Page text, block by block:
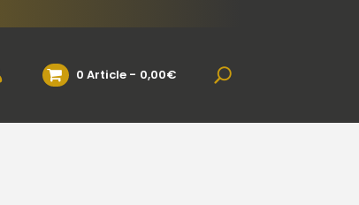
0 Article 0,00€